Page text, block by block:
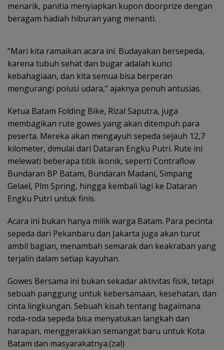
menarik, panitia menyiapkan kupon doorprize dengan
beragam hadiah hiburan yang menanti.
“Mari kita ramaikan acara ini. Budayakan bersepeda,
karena tubuh sehat dan bugar adalah kunci
kebahagiaan, dan kita semua bisa berperan
mengurangi polusi udara,” ajaknya penuh antusias.
Ketua Batam Folding Bike, Rizal Saputra, juga
membagikan rute gowes yang akan ditempuh para
peserta. Mereka akan mengayuh sepeda sejauh 12,7
kilometer, dimulai dari Dataran Engku Putri. Rute ini
melewati beberapa titik ikonik, seperti Contraflow
Bundaran BP Batam, Bundaran Madani, Simpang
Gelael, Plm Spring, hingga kembali lagi ke Dataran
Engku Putri untuk finis.
Acara ini bukan hanya milik warga Batam. Para pecinta
sepeda dari Pekanbaru dan Jakarta juga akan turut
ambil bagian, menambah semarak dan keakraban yang
terjalin dalam setiap kayuhan.
Gowes Bersama ini bukan sekadar aktivitas fisik, tetapi
sebuah panggung untuk kebersamaan, kesehatan, dan
cinta lingkungan. Sebuah kisah tentang bagaimana
roda-roda sepeda bisa menyatukan langkah dan
harapan, menggerakkan semangat baru untuk Kota
Batam dan masyarakatnya.(zal)